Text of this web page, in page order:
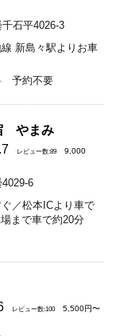
石平4026-3
新島々駅よりお車
予約不要
やまみ
レビュー数:89
9,000
6
／松本ICより車で
まで車で約20分
レビュー数:100
5,500円〜